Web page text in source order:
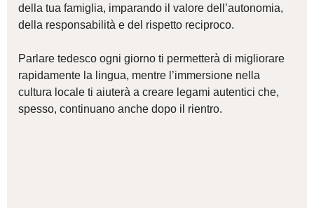
della tua famiglia, imparando il valore dell’autonomia,
della responsabilità e del rispetto reciproco.
Parlare tedesco ogni giorno ti permetterà di migliorare
rapidamente la lingua, mentre l’immersione nella
cultura locale ti aiuterà a creare legami autentici che,
spesso, continuano anche dopo il rientro.